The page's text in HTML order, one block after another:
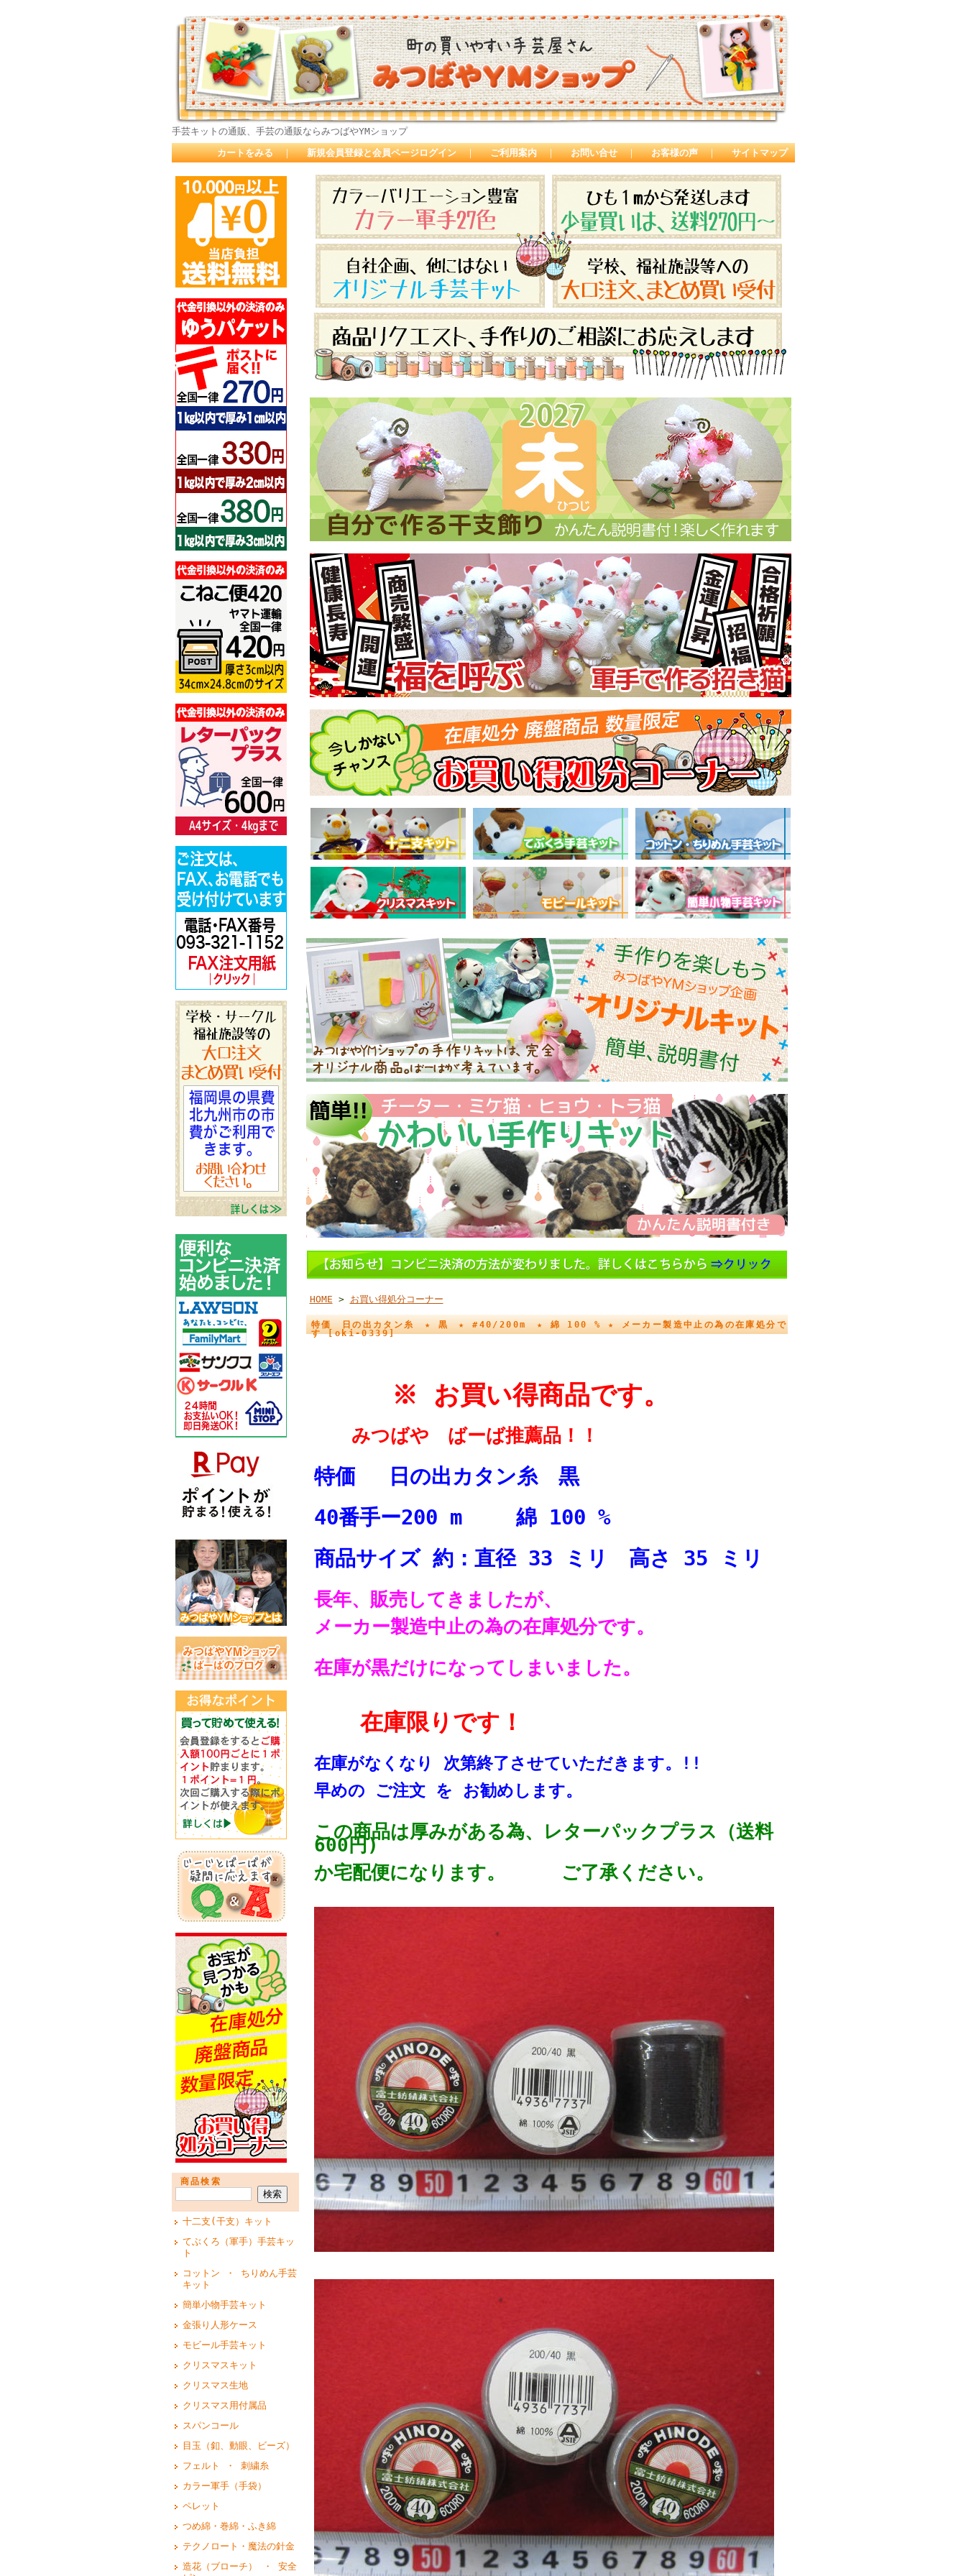
手芸キットの通販、手芸の通販ならみつばやYMショップ
カートをみる ｜ 新規会員登録と会員ページログイン ｜ ご利用案内 ｜ お問い合せ ｜ お客様の声 ｜ サイトマップ
商品検索
十二支(干支）キット
てぶくろ（軍手）手芸キッ
ト
コットン ・ ちりめん手芸
キット
簡単小物手芸キット
金張り人形ケース
モビール手芸キット
クリスマスキット
クリスマス生地
クリスマス用付属品
スパンコール
目玉（釦、動眼、ビーズ）
フェルト ・ 刺繍糸
カラー軍手（手袋）
ペレット
つめ綿・巻綿・ふき綿
テクノロート・魔法の針金
造花（ブローチ） ・ 安全
HOME > お買い得処分コーナー
特価 日の出カタン糸 ★ 黒 ★ #40/200m ★ 綿 100 % ★ メーカー製造中止の為の在庫処分で
す [oki-0339]
※ お買い得商品です。
みつばや ばーば推薦品！！
特価 日の出カタン糸 黒
40番手ー200 m 綿 100 %
商品サイズ 約：直径 33 ミリ 高さ 35 ミリ
長年、販売してきましたが、
メーカー製造中止の為の在庫処分です。
在庫が黒だけになってしまいました。
在庫限りです！
在庫がなくなり 次第終了させていただきます。!!
早めの ご注文 を お勧めします。
この商品は厚みがある為、レターパックプラス（送料
600円)
か宅配便になります。 ご了承ください。